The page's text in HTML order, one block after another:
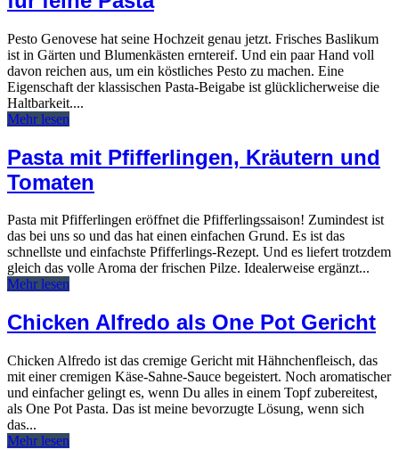
Pesto Genovese hat seine Hochzeit genau jetzt. Frisches Baslikum
ist in Gärten und Blumenkästen erntereif. Und ein paar Hand voll
davon reichen aus, um ein köstliches Pesto zu machen. Eine
Eigenschaft der klassischen Pasta-Beigabe ist glücklicherweise die
Haltbarkeit....
Mehr lesen
Pasta mit Pfifferlingen, Kräutern und
Tomaten
Pasta mit Pfifferlingen eröffnet die Pfifferlingssaison! Zumindest ist
das bei uns so und das hat einen einfachen Grund. Es ist das
schnellste und einfachste Pfifferlings-Rezept. Und es liefert trotzdem
gleich das volle Aroma der frischen Pilze. Idealerweise ergänzt...
Mehr lesen
Chicken Alfredo als One Pot Gericht
Chicken Alfredo ist das cremige Gericht mit Hähnchenfleisch, das
mit einer cremigen Käse-Sahne-Sauce begeistert. Noch aromatischer
und einfacher gelingt es, wenn Du alles in einem Topf zubereitest,
als One Pot Pasta. Das ist meine bevorzugte Lösung, wenn sich
das...
Mehr lesen